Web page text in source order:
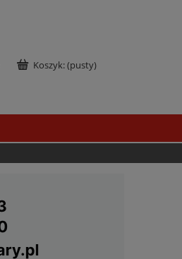
Koszyk:(pusty)